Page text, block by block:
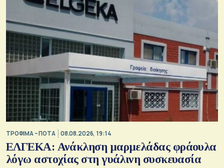
ΤΡΟΦΙΜΑ – ΠΟΤΑ 08.08.2026, 19:14
ΕΛΓΕΚΑ: Ανάκληση μαρμελάδας φράουλα
λόγω αστοχίας στη γυάλινη συσκευασία